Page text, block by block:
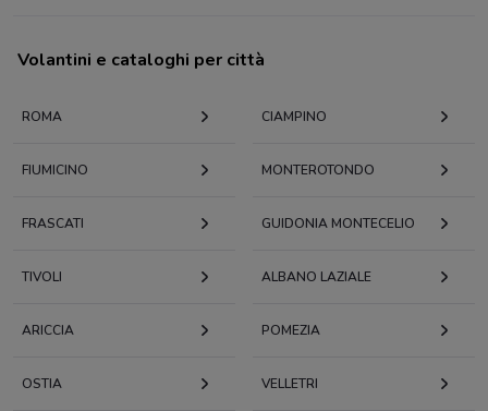
Volantini e cataloghi per città
ROMA CIAMPINO
FIUMICINO MONTEROTONDO
FRASCATI GUIDONIA MONTECELIO
TIVOLI ALBANO LAZIALE
ARICCIA POMEZIA
OSTIA VELLETRI